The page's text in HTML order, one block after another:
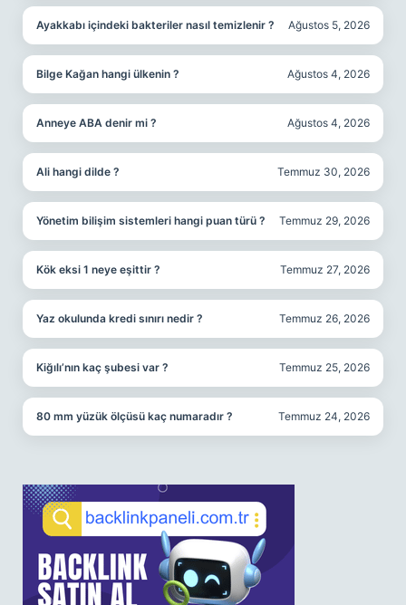
Ayakkabı içindeki bakteriler nasıl temizlenir ? Ağustos 5, 2026
Bilge Kağan hangi ülkenin ? Ağustos 4, 2026
Anneye ABA denir mi ? Ağustos 4, 2026
Ali hangi dilde ? Temmuz 30, 2026
Yönetim bilişim sistemleri hangi puan türü ? Temmuz 29, 2026
Kök eksi 1 neye eşittir ? Temmuz 27, 2026
Yaz okulunda kredi sınırı nedir ? Temmuz 26, 2026
Kiğılı’nın kaç şubesi var ? Temmuz 25, 2026
80 mm yüzük ölçüsü kaç numaradır ? Temmuz 24, 2026